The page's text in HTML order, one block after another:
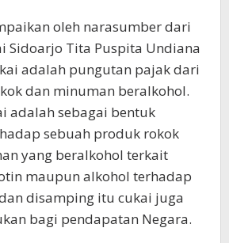
oleh narasumber dari
Sidoarjo Tita Puspita Undiana
adalah pungutan pajak dari
dan minuman beralkohol.
adalah sebagai bentuk
sebuah produk rokok
yang beralkohol terkait
maupun alkohol terhadap
disamping itu cukai juga
bagi pendapatan Negara.